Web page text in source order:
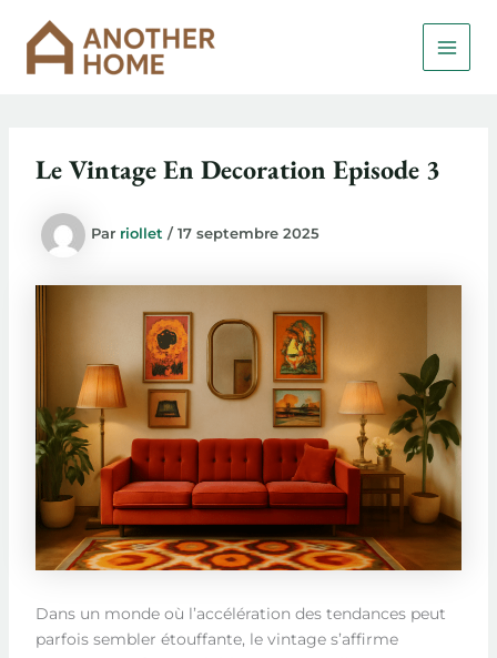
contenu
Le Vintage En Decoration Episode 3
Par riollet /17 septembre 2025
Dans un monde où l’accélération des tendances peut
parfois sembler étouffante, le vintage s’affirme